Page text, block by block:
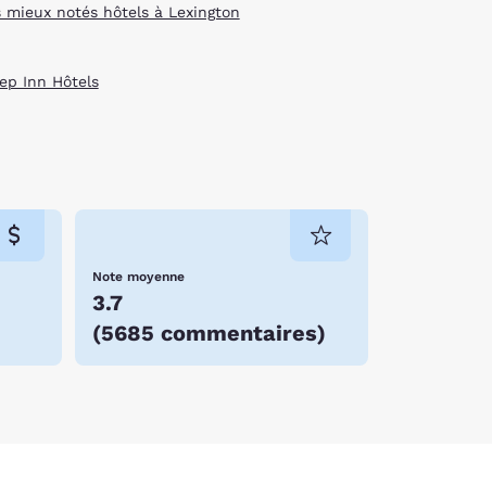
shows and livestock events. The center also
If you are interested in learning about
hotels below and book today.
mieux notés hôtels à Lexington
Inn Hôtels
Note moyenne
3.7
(5685 commentaires)